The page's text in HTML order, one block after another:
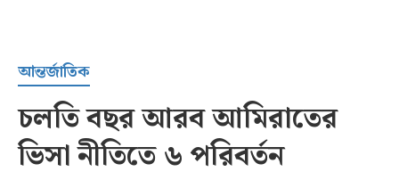
সর্বশেষ
আন্তর্জাতিক
চলতি বছর আরব আমিরাতের
ভিসা নীতিতে ৬ পরিবর্তন